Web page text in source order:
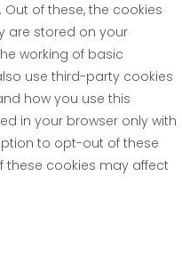
of these, the cookies
are stored on your
working of basic
use third-party cookies
how you use this
in your browser only with
to opt-out of these
these cookies may affect